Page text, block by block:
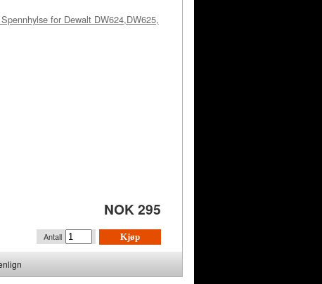
for Dewalt DW624,DW625,
NOK 295
Kjøp
Antall